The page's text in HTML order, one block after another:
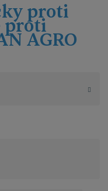
proti
proti
AGRO